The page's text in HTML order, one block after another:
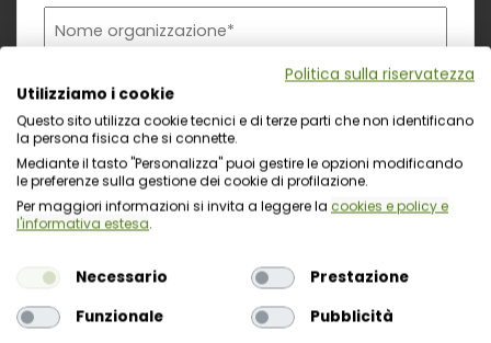
Politica sulla riservatezza
Utilizziamo i cookie
Questo sito utilizza cookie tecnici e di terze parti che non identificano
la persona fisica che si connette.
Mediante il tasto "Personalizza" puoi gestire le opzioni modificando
le preferenze sulla gestione dei cookie di profilazione.
Per maggiori informazioni si invita a leggere la cookies e policy e
l'informativa estesa.
Necessario
Prestazione
Funzionale
Pubblicità